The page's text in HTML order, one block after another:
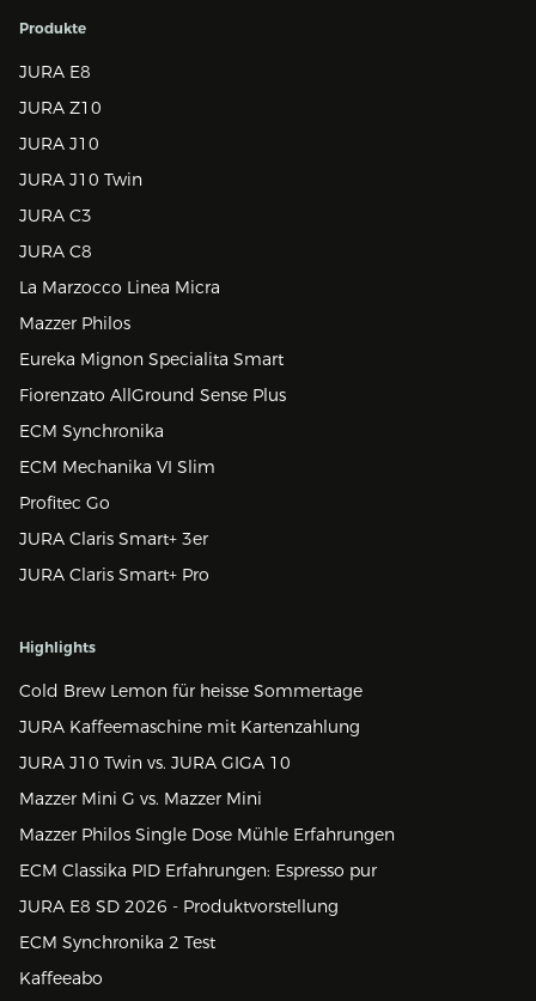
Produkte
JURA E8
JURA Z10
JURA J10
JURA J10 Twin
JURA C3
JURA C8
La Marzocco Linea Micra
Mazzer Philos
Eureka Mignon Specialita Smart
Fiorenzato AllGround Sense Plus
ECM Synchronika
ECM Mechanika VI Slim
Profitec Go
JURA Claris Smart+ 3er
JURA Claris Smart+ Pro
Highlights
Cold Brew Lemon für heisse Sommertage
JURA Kaffeemaschine mit Kartenzahlung
JURA J10 Twin vs. JURA GIGA 10
Mazzer Mini G vs. Mazzer Mini
Mazzer Philos Single Dose Mühle Erfahrungen
ECM Classika PID Erfahrungen: Espresso pur
JURA E8 SD 2026 - Produktvorstellung
ECM Synchronika 2 Test
Kaffeeabo